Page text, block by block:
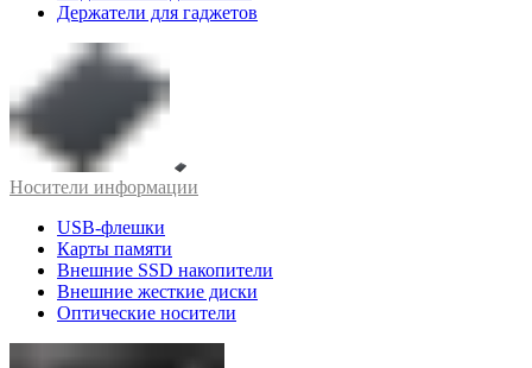
Держатели для гаджетов
Носители информации
USB-флешки
Карты памяти
Внешние SSD накопители
Внешние жесткие диски
Оптические носители